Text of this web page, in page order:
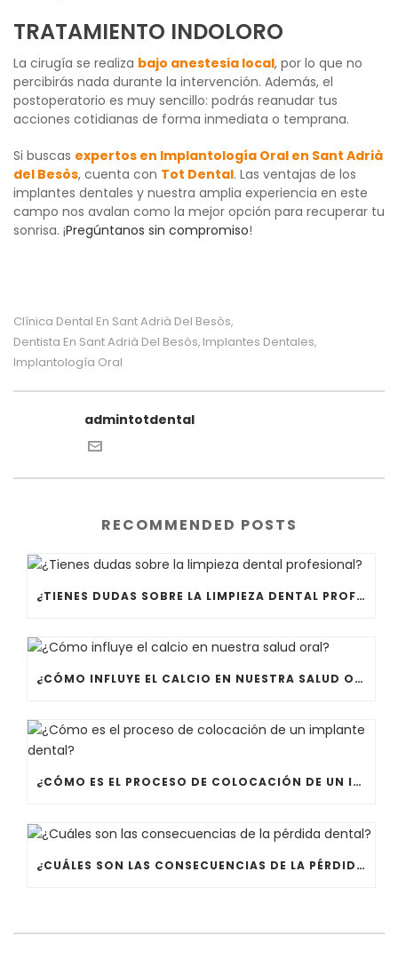
TRATAMIENTO INDOLORO
La cirugía se realiza bajo anestesia local, por lo que no
percibirás nada durante la intervención. Además, el
postoperatorio es muy sencillo: podrás reanudar tus
acciones cotidianas de forma inmediata o temprana.
Si buscas expertos en Implantología Oral en Sant Adrià
del Besòs, cuenta con Tot Dental. Las ventajas de los
implantes dentales y nuestra amplia experiencia en este
campo nos avalan como la mejor opción para recuperar tu
sonrisa. ¡Pregúntanos sin compromiso!
Clínica Dental En Sant Adrià Del Besòs,
Dentista En Sant Adrià Del Besòs, Implantes Dentales,
Implantología Oral
admintotdental
RECOMMENDED POSTS
¿TIENES DUDAS SOBRE LA LIMPIEZA DENTAL PROFESIONAL?
¿CÓMO INFLUYE EL CALCIO EN NUESTRA SALUD ORAL?
¿CÓMO ES EL PROCESO DE COLOCACIÓN DE UN IMPLANTE DENTAL?
¿CUÁLES SON LAS CONSECUENCIAS DE LA PÉRDIDA DENTAL?